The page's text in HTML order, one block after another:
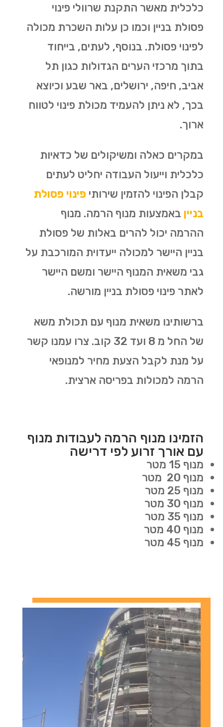
כלכלית מאשר התקנת שרוולי פינוי
פסולת בניין וכמו כן עלות השכרת מכולה
לפינוי פסולת. בנוסף, לעתים, בייחוד
בתוך מרכזי הערים הגדולות כגון תל
אביב, חיפה, ירושלים, באר שבע וכיוצא
בכך, לא ניתן להעמיד מכולת פינוי לטווח
ארוך.
במקרים כאלה ומשיקולים של כדאיות
כלכלית וייעול העבודה יחליט לעתים
קבלן הפינוי להזמין שירותי פינוי פסולת
בניין באמצעות מנוף הרמה. מנוף
ההרמה יכול להרים באלות של פסולת
בניין היישר למכולה ייעדוית המורכבת על
גבי משאית המנוף היישר ומשם היישר
לאתר פינוי פסולת בניין מורשה.
ברשותינו משאית מנוף עם תכולת משא
של החל מ 8 ועד 32 קוב.
צרו עמנו קשר
על מנת לקבל הצעת מחיר למנופאי
הרמה למכולות בפריסה ארצית.
הזמינו מנוף הרמה לעבודות מנוף
עם אורך זרוע לפי דרישה
מנוף 15 מטר
מנוף 20 מטר
מנוף 25 מטר
מנוף 30 מטר
מנוף 35 מטר
מנוף 40 מטר
מנוף 45 מטר